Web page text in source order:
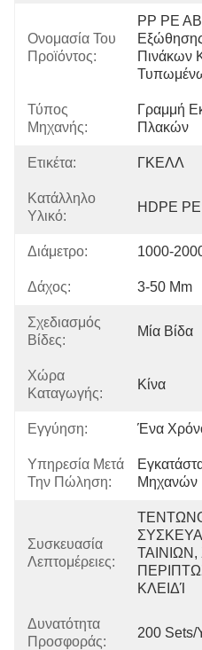
Ονομασία Του
Προϊόντος:
PP PE
Πινάκων
Τύπος
Μηχανής:
Γραμμή
Πλακών
Ετικέτα: ΓΚΕΛΛ
Κατάλληλο
Υλικό:
HDPE
Διάμετρο: 1000-
Δάχος: 3-50 Mm
Σχεδιασμός
Βίδες:
Μία Βίδα
Χώρα
Καταγωγής:
Κίνα
Εγγύηση: Ένα
Υπηρεσία Μετά
Την Πώληση:
Μηχανών
Συσκευασία
Λεπτομέρειες:
ΚΛΕΙΔΊ
Δυνατότητα
Προσφοράς:
200 Sets/